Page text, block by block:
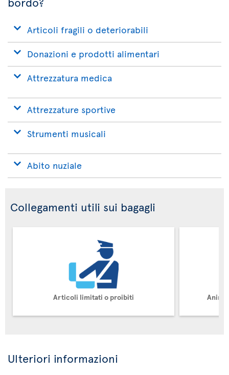
Articoli fragili o deteriorabili
Donazioni e prodotti alimentari
Attrezzatura medica
Attrezzature sportive
Strumenti musicali
Abito nuziale
Collegamenti utili sui bagagli
Articoli limitati o proibiti
Ulteriori informazioni